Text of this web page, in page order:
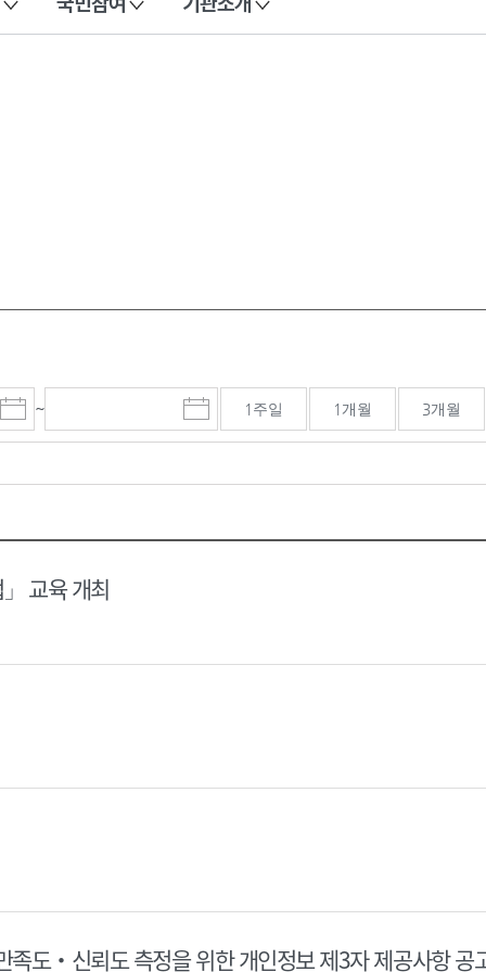
시
~
종
료
력
1주일 1개월 3개월
교육 개최
족도‧신뢰도 측정을 위한 개인정보 제3자 제공사항 공